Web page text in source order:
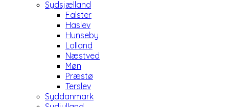
Sydsjælland
Falster
Haslev
Hunseby
Lolland
Næstved
Møn
Præstø
Terslev
Syddanmark